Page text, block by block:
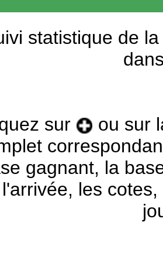
statistique de
sur
ou sur
gagnant, la
les